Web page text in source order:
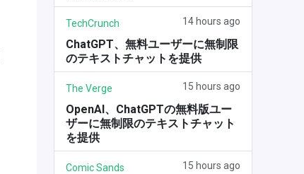
TechCrunch 14 hours ago
ChatGPT、無料ユーザーに無制限
のテキストチャットを提供
The Verge 15 hours ago
OpenAI、ChatGPTの無料版ユー
ザーに無制限のテキストチャット
を提供
Comic Sands 15 hours ago